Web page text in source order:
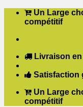
Passer Un Large
compétitif
Livraison en
Satisfaction
Un Large
compétitif